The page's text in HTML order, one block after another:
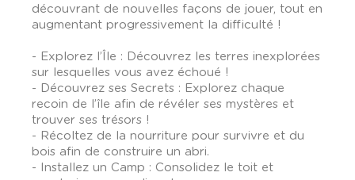
découvrant de nouvelles façons de jouer, tout en
augmentant progressivement la difficulté !
- Explorez l’Île : Découvrez les terres inexplorées
sur lesquelles vous avez échoué !
- Découvrez ses Secrets : Explorez chaque
recoin de l’île afin de révéler ses mystères et
trouver ses trésors !
- Récoltez de la nourriture pour survivre et du
bois afin de construire un abri.
- Installez un Camp : Consolidez le toit et